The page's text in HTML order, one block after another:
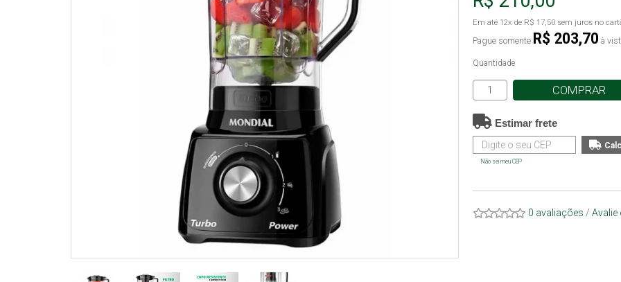
Em até 12x de R$ 17,50 sem juros no
Pague somente R$ 203,70 à
Quantidade
COMPRAR
Estimar frete
Não sei meu CEP
0 avaliações / Avalie